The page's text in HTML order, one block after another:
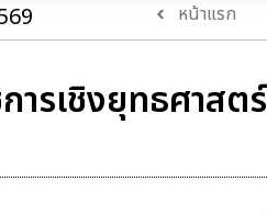
หน้าแรก
ารเชิงยุทธศาส